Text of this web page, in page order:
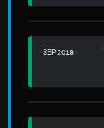
SEP 2018